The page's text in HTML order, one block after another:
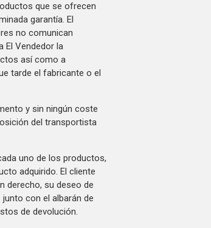
que se ofrecen
garantía. El
no comunican
El Vendedor la
así como a
tarde el fabricante o el
y sin ningún coste
del transportista
uno de los productos,
adquirido. El cliente
derecho, su deseo de
con el albarán de
de devolución.